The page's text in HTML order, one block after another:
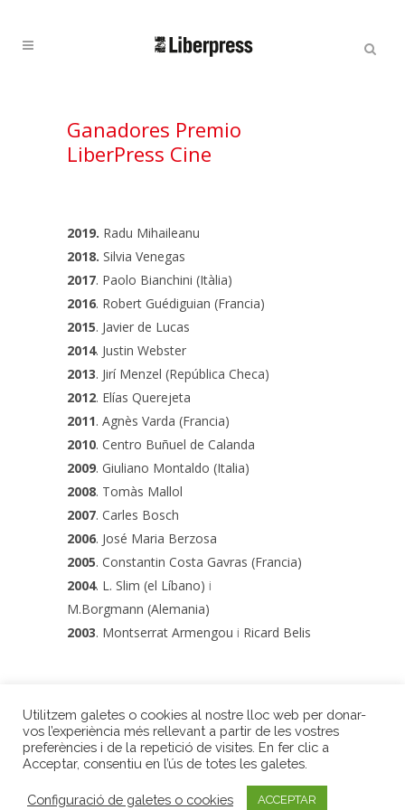
Cercar
Ganadores Premio
LiberPress Cine
2019. Radu Mihaileanu
2018. Silvia Venegas
2017. Paolo Bianchini (Itàlia)
2016. Robert Guédiguian (Francia)
2015. Javier de Lucas
2014. Justin Webster
2013. Jirí Menzel (República Checa)
2012. Elías Querejeta
2011. Agnès Varda (Francia)
2010. Centro Buñuel de Calanda
2009. Giuliano Montaldo (Italia)
2008. Tomàs Mallol
2007. Carles Bosch
2006. José Maria Berzosa
2005. Constantin Costa Gavras (Francia)
2004. L. Slim (el Líbano) i
M.Borgmann (Alemania)
2003. Montserrat Armengou i Ricard Belis
VOLVER
Premis Internacionals LiberPress | Gran Via Jaume I, 3, 2n | 17001 Girona
Utilitzem galetes o cookies al nostre lloc web per donar-
vos l’experiència més rellevant a partir de les vostres
preferències i de la repetició de visites. En fer clic a
Acceptar, consentiu en l’ús de totes les galetes.
Configuració de galetes o cookies ACCEPTAR